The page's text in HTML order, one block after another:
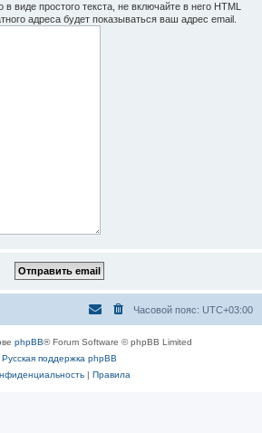
виде простого текста, не включайте в него HTML
адреса будет показываться ваш адрес email.
Часовой пояс: UTC+03:00
phpBB® Forum Software © phpBB Limited
Русская поддержка phpBB
| Правила